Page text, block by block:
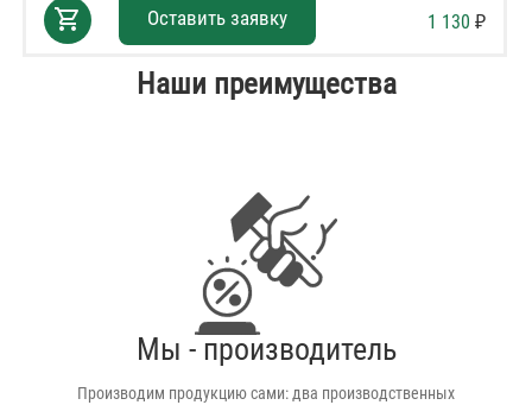
shopping_cart Оставить заявку 1 130 ₽
Наши преимущества
Мы - производитель
Производим продукцию сами: два производственных